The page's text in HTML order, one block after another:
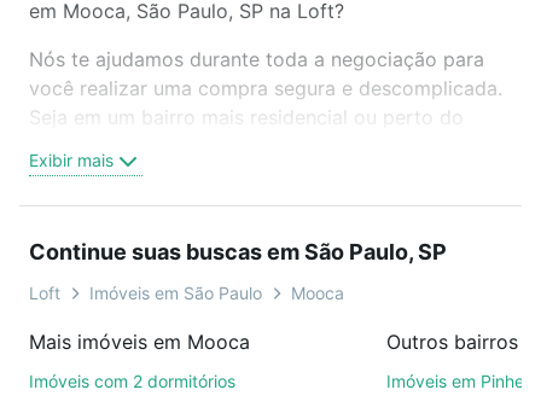
em Mooca, São Paulo, SP na Loft?
Nós te ajudamos durante toda a negociação para
você realizar uma compra segura e descomplicada.
Seja em um bairro mais residencial ou perto do
oferta ideal de Imóveis com 3 quartos à venda em
Mooca, São Paulo, SP para conquistar seu sonho.
é grátis, sem compromisso e você ainda conta com
mais de 46 mil corretores e imobiliárias te ajudando
Como escolher um imóvel?
Exibir mais
Continue suas buscas em São Paulo, SP
Loft Imóveis em São Paulo Mooca
Mais imóveis em Mooca
Imóveis com 2 dormitórios
Outros bairros
Imóveis em